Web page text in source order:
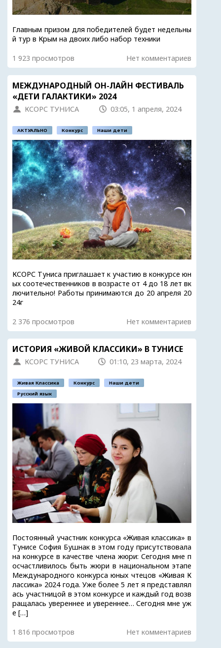
Главным призом для победителей будет недельны
й тур в Крым на двоих либо набор техники
1 923 просмотров Нет комментариев
МЕЖДУНАРОДНЫЙ ОН-ЛАЙН ФЕСТИВАЛЬ
«ДЕТИ ГАЛАКТИКИ» 2024
КСОРС ТУНИСА 03:05, 1 апреля, 2024
АКТУАЛЬНО Конкурс Наши дети
КСОРС Туниса приглашает к участию в конкурсе юн
ых соотечественников в возрасте от 4 до 18 лет вк
лючительно! Работы принимаются до 20 апреля 20
24г
2 376 просмотров Нет комментариев
ИСТОРИЯ «ЖИВОЙ КЛАССИКИ» В ТУНИСЕ
КСОРС ТУНИСА 01:10, 23 марта, 2024
Живая Классика Конкурс
Наши дети
Русский язык
Постоянный участник конкурса «Живая классика» в
Тунисе София Бушнак в этом году присутствовала
на конкурсе в качестве члена жюри: Сегодня мне п
осчастливилось быть жюри в национальном этапе
Международного конкурса юных чтецов «Живая К
лассика» 2024 года. Уже более 5 лет я представлял
ась участницой в этом конкурсе и каждый год возв
ращалась увереннее и увереннее… Сегодня мне уж
е […]
1 816 просмотров Нет комментариев